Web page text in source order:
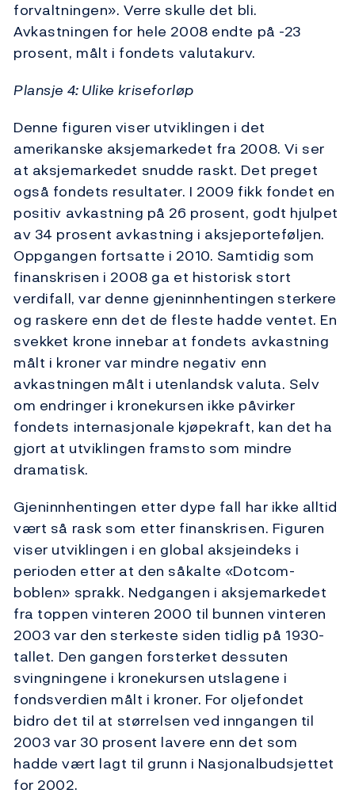
forvaltningen». Verre skulle det bli.
Avkastningen for hele 2008 endte på -23
prosent, målt i fondets valutakurv.
Plansje 4: Ulike kriseforløp
Denne figuren viser utviklingen i det
amerikanske aksjemarkedet fra 2008. Vi ser
at aksjemarkedet snudde raskt. Det preget
også fondets resultater. I 2009 fikk fondet en
positiv avkastning på 26 prosent, godt hjulpet
av 34 prosent avkastning i aksjeporteføljen.
Oppgangen fortsatte i 2010. Samtidig som
finanskrisen i 2008 ga et historisk stort
verdifall, var denne gjeninnhentingen sterkere
og raskere enn det de fleste hadde ventet. En
svekket krone innebar at fondets avkastning
målt i kroner var mindre negativ enn
avkastningen målt i utenlandsk valuta. Selv
om endringer i kronekursen ikke påvirker
fondets internasjonale kjøpekraft, kan det ha
gjort at utviklingen framsto som mindre
dramatisk.
Gjeninnhentingen etter dype fall har ikke alltid
vært så rask som etter finanskrisen. Figuren
viser utviklingen i en global aksjeindeks i
perioden etter at den såkalte «Dotcom-
boblen» sprakk. Nedgangen i aksjemarkedet
fra toppen vinteren 2000 til bunnen vinteren
2003 var den sterkeste siden tidlig på 1930-
tallet. Den gangen forsterket dessuten
svingningene i kronekursen utslagene i
fondsverdien målt i kroner. For oljefondet
bidro det til at størrelsen ved inngangen til
2003 var 30 prosent lavere enn det som
hadde vært lagt til grunn i Nasjonalbudsjettet
for 2002.